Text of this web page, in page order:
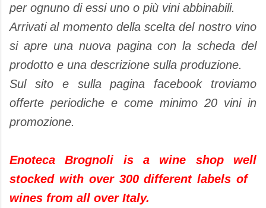
per ognuno di essi uno o più vini abbinabili.
Arrivati al momento della scelta del nostro vino
si apre una nuova pagina con la scheda del
prodotto e una descrizione sulla produzione.
Sul sito e sulla pagina facebook troviamo
offerte periodiche e come minimo 20 vini in
promozione.
Enoteca Brognoli is a wine shop well
stocked with over 300 different labels of
wines from all over Italy.